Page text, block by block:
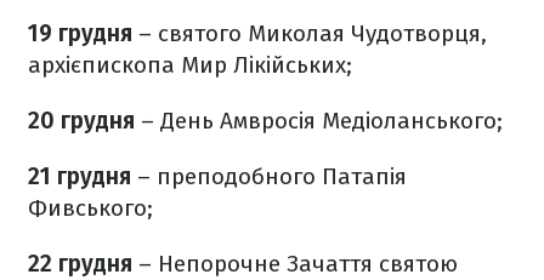
19 грудня – святого Миколая Чудотворця,
архієпископа Мир Лікійських;
20 грудня – День Амвросія Медіоланського;
21 грудня – преподобного Патапія
Фивського;
22 грудня – Непорочне Зачаття святою